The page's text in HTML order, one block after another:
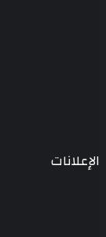
الإعلانات